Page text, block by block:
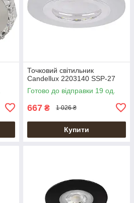
Точковий світильник
Candellux 2203140 SSP-27
Готово до відправки 19 од.
667 ₴ 1 026 ₴
Купити